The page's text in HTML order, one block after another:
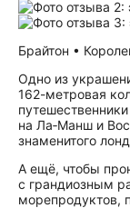
Брайтон •
Одно из
162-метровая
на Ла‑Манш и
знаменитого
А ещё, чтобы
с грандиозным
морепродуктов,